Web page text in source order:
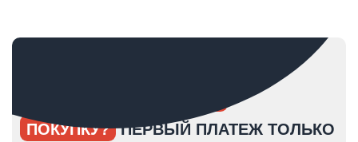
ПОКУПКУ? ПЕРВЫЙ ПЛАТЕЖ ТОЛЬКО